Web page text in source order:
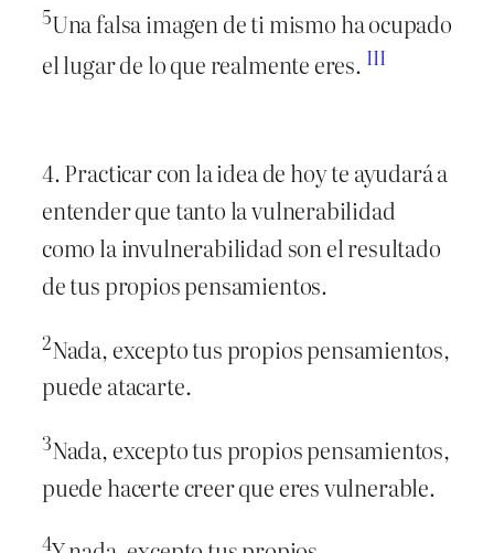
5Una falsa imagen de ti mismo ha ocupado
el lugar de lo que realmente eres. III
4. Practicar con la idea de hoy te ayudará a
entender que tanto la vulnerabilidad
como la invulnerabilidad son el resultado
de tus propios pensamientos.
2Nada, excepto tus propios pensamientos,
puede atacarte.
3Nada, excepto tus propios pensamientos,
puede hacerte creer que eres vulnerable.
4